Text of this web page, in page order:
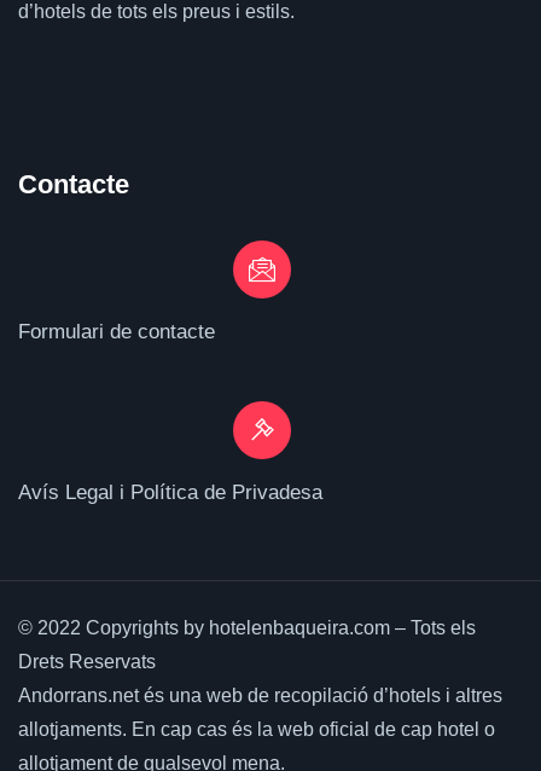
d’hotels de tots els preus i estils.
Contacte
Formulari de contacte
Avís Legal i Política de Privadesa
© 2022 Copyrights by hotelenbaqueira.com – Tots els
Drets Reservats
Andorrans.net és una web de recopilació d’hotels i altres
allotjaments. En cap cas és la web oficial de cap hotel o
allotjament de qualsevol mena.